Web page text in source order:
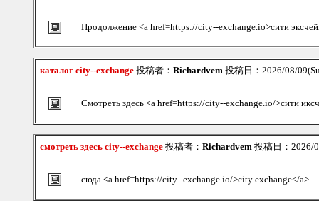
Продолжение <a href=https://city--exchange.io>сити
каталог city--exchange 投稿者： Richardvem 投稿日：2026/08/
Смотреть здесь <a href=https://city--exchange.io/>сити
смотреть здесь city--exchange 投稿者： Richardvem 投稿日：2026/
сюда <a href=https://city--exchange.io/>city exchange</a>